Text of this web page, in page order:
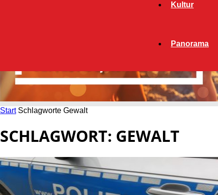
Kultur
Panorama
Start Schlagworte Gewalt
SCHLAGWORT: GEWALT